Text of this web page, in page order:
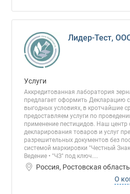
Лидер-Тест,
Услуги
Аккредитованная лаборатория
предлагает оформить Декларацию
выгодных условиях, в кротчайшие
предоставляем услуги по
применение пестицидов. Наш центр
декларирования товаров и услуг
разрешительных документов без
системой маркировки "Честный
Ведение • "ЧЗ" под ключ....
Россия, Ростовская
О